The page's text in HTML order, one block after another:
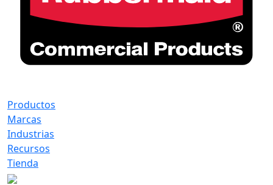
Productos
Marcas
Industrias
Recursos
Tienda